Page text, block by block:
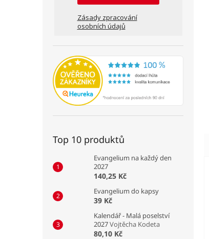
Zásady zpracování
osobních údajů
Top 10 produktů
Evangelium na každý den
2027
140,25 Kč
Evangelium do kapsy
39 Kč
Kalendář - Malá poselství
2027Vojtěcha Kodeta
80,10 Kč